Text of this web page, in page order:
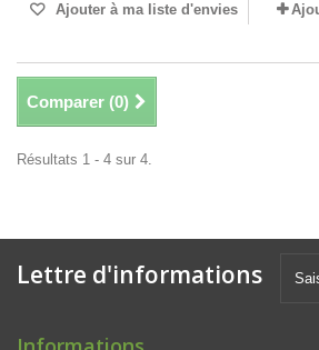
Ajouter à ma liste d'envies
Comparer (0)
Résultats 1 - 4 sur 4.
Lettre d'informations